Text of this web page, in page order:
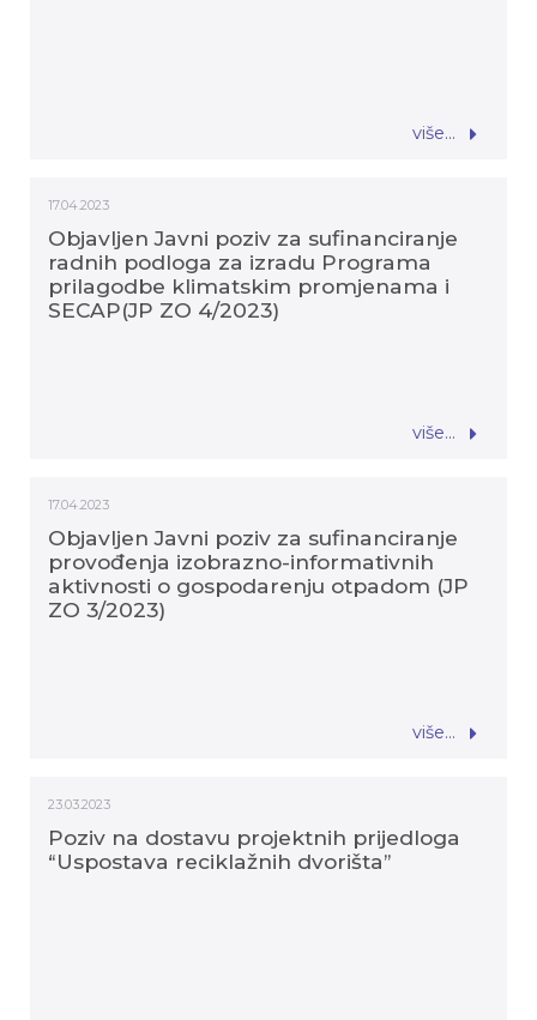
više...
17.04.2023
Objavljen Javni poziv za sufinanciranje
radnih podloga za izradu Programa
prilagodbe klimatskim promjenama i
SECAP(JP ZO 4/2023)
više...
17.04.2023
Objavljen Javni poziv za sufinanciranje
provođenja izobrazno-informativnih
aktivnosti o gospodarenju otpadom (JP
ZO 3/2023)
više...
23.03.2023
Poziv na dostavu projektnih prijedloga
“Uspostava reciklažnih dvorišta”